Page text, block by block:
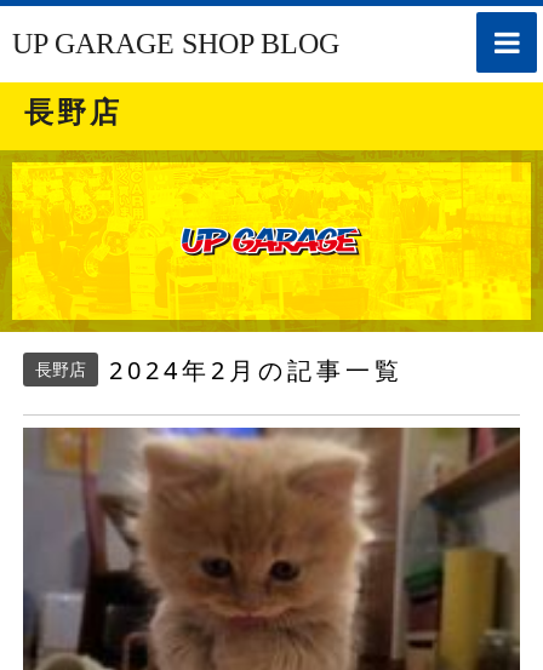
toggle
UP GARAGE SHOP BLOG
長野店
長野店 2024年2月の記事一覧